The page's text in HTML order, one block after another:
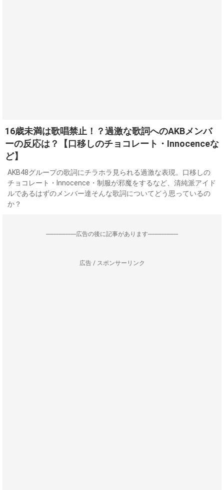
16歳未満は歌唱禁止！？過激な歌詞へのAKBメンバ
ーの反応は？【口移しのチョコレート・Innocenceな
ど】
AKB48グループの歌詞にチラホラ見られる過激な表現。口移しの
チョコレート・Innocence・制服が邪魔をするなど、清純派アイド
ルであるはずのメンバー達そんな歌詞についてどう思っているの
か？
--------------------広告の後に記事があります--------------------
広告 / スポンサーリンク